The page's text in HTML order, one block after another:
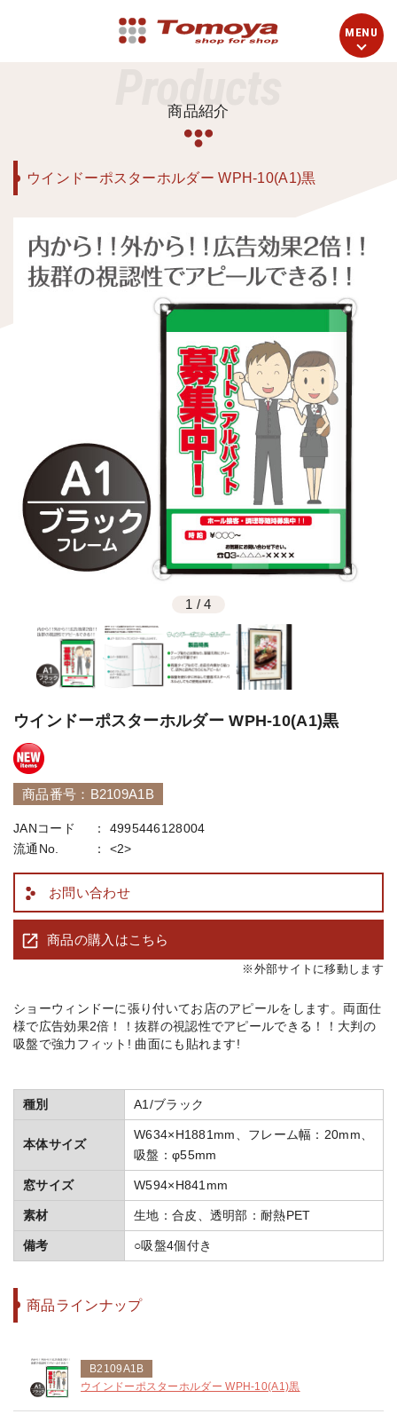
Products
商品紹介
ウインドーポスターホルダー WPH-10(A1)黒
1 /4
ウインドーポスターホルダー WPH-10(A1)黒
商品番号：B2109A1B
JANコード
4995446128004
流通No.
<2>
お問い合わせ
商品の購入はこちら
※外部サイトに移動します
ショーウィンドーに張り付いてお店のアピールをします。 両面仕
様で広告効果2倍！！抜群の視認性でアピールできる！！大判の
吸盤で強力フィット! 曲面にも貼れます!
種別 A1/ブラック
本体サイズ
W634×H1881mm、フレーム幅：20mm、
吸盤：φ55mm
窓サイズ W594×H841mm
素材 生地：合皮、透明部：耐熱PET
備考 ○吸盤4個付き
商品ラインナップ
B2109A1B
ウインドーポスターホルダー WPH-10(A1)黒